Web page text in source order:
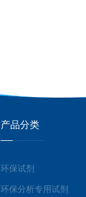
产品分类
环保试剂
环保分析专用试剂